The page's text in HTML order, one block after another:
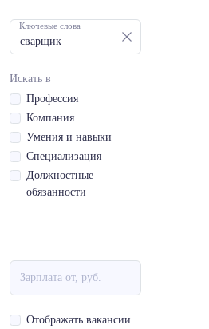
Ключевые слова
Искать в
Профессия
Компания
Умения и навыки
Специализация
Должностные
обязанности
Отображать вакансии